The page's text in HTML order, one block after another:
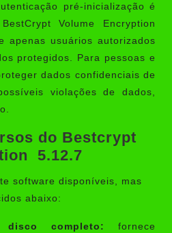
pré-inicialização é
Volume Encryption
apenas usuários autorizados
protegidos. Para pessoas e
dados confidenciais de
violações de dados,
do Bestcrypt
5.12.7
software disponíveis, mas
abaixo:
completo:
fornece